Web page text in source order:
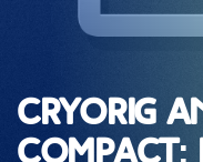
CRYORIG
Compact: